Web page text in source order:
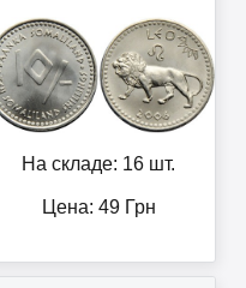
На складе: 16 шт.
Цена: 49Грн